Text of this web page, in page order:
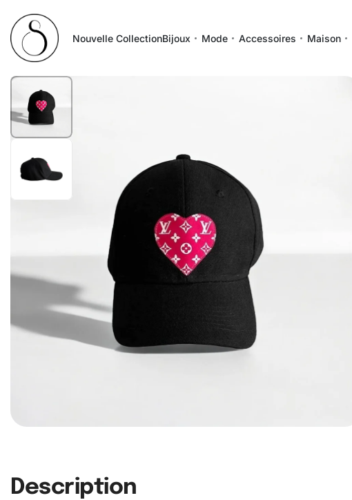
Nouvelle CollectionBijoux Mode Accessoires Maison
Description